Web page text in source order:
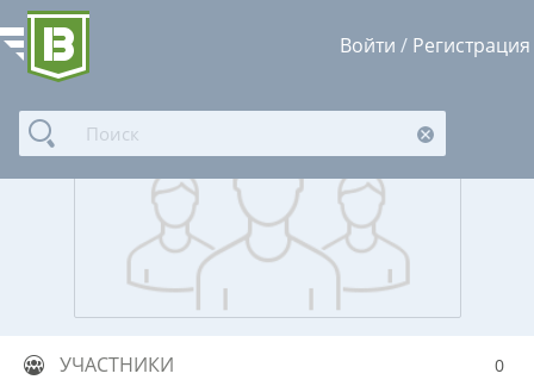
Войти / Регистрация
УЧАСТНИКИ 0